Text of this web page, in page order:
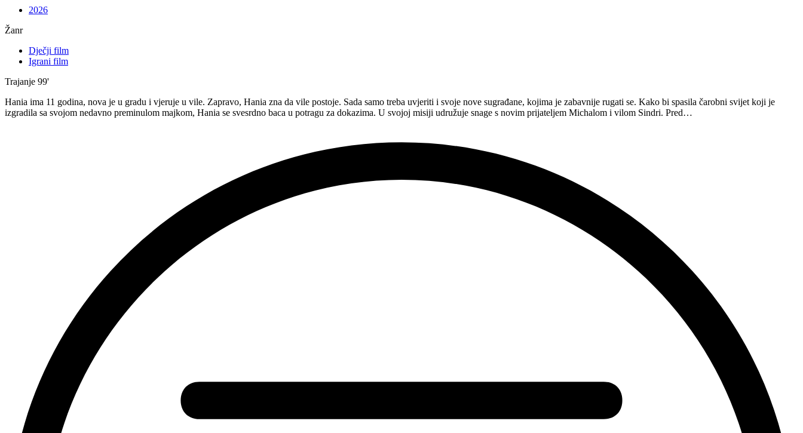
2026
Žanr
Dječji film
Igrani film
Trajanje 99'
Hania ima 11 godina, nova je u gradu i vjeruje u vile. Zapravo, Hania zna da vile postoje. Sada samo treba uvjeriti i svoje nove sugrađane, kojima je zabavnije rugati se. Kako bi spasila čarobni svijet koji je
izgradila sa svojom nedavno preminulom majkom, Hania se svesrdno baca u potragu za dokazima. U svojoj misiji udružuje snage s novim prijateljem Michalom i vilom Sindri. Pred…